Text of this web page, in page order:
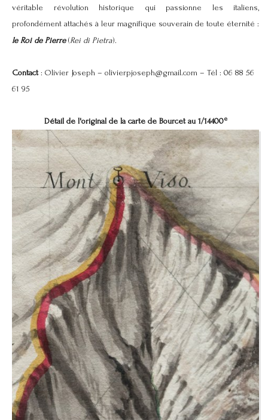
véritable révolution historique qui passionne les italiens,
profondément attachés à leur magnifique souverain de toute éternité :
le Roi de Pierre(Rei di Pietra).
Contact: Olivier Joseph – olivierpjoseph@gmail.com – Tél : 06 88 56
61 95
Détail de l'original de la carte de Bourcet au 1/14400e